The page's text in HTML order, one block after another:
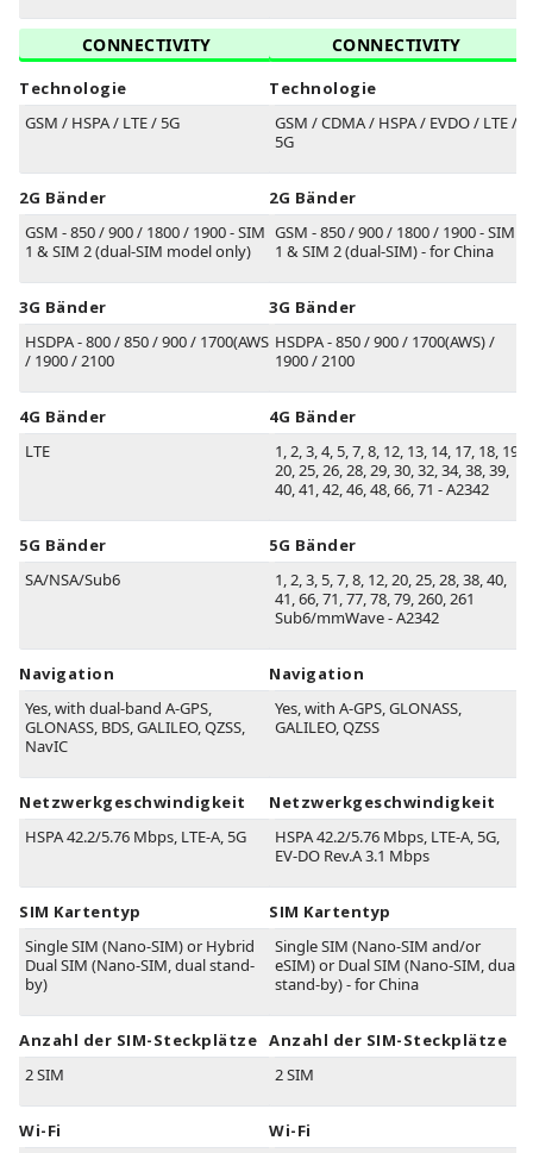
CONNECTIVITY
Technologie
GSM / HSPA / LTE / 5G
2G Bänder
GSM - 850 / 900 / 1800 / 1900 - SIM
1 & SIM 2 (dual-SIM model only)
3G Bänder
HSDPA - 800 / 850 / 900 / 1700(AWS)
/ 1900 / 2100
4G Bänder
LTE
5G Bänder
SA/NSA/Sub6
Navigation
Yes, with dual-band A-GPS,
GLONASS, BDS, GALILEO, QZSS,
NavIC
Netzwerkgeschwindigkeit
HSPA 42.2/5.76 Mbps, LTE-A, 5G
SIM Kartentyp
Single SIM (Nano-SIM) or Hybrid
Dual SIM (Nano-SIM, dual stand-
by)
Anzahl der SIM-Steckplätze
2 SIM
Wi-Fi
CONNECTIVITY
Technologie
GSM / CDMA / HSPA / EVDO / LTE /
5G
2G Bänder
GSM - 850 / 900 / 1800 / 1900 - SIM
1 & SIM 2 (dual-SIM) - for China
3G Bänder
HSDPA - 850 / 900 / 1700(AWS) /
1900 / 2100
4G Bänder
1, 2, 3, 4, 5, 7, 8, 12, 13, 14, 17, 18, 19,
20, 25, 26, 28, 29, 30, 32, 34, 38, 39,
40, 41, 42, 46, 48, 66, 71 - A2342
5G Bänder
1, 2, 3, 5, 7, 8, 12, 20, 25, 28, 38, 40,
41, 66, 71, 77, 78, 79, 260, 261
Sub6/mmWave - A2342
Navigation
Yes, with A-GPS, GLONASS,
GALILEO, QZSS
Netzwerkgeschwindigkeit
HSPA 42.2/5.76 Mbps, LTE-A, 5G,
EV-DO Rev.A 3.1 Mbps
SIM Kartentyp
Single SIM (Nano-SIM and/or
eSIM) or Dual SIM (Nano-SIM, dual
stand-by) - for China
Anzahl der SIM-Steckplätze
2 SIM
Wi-Fi